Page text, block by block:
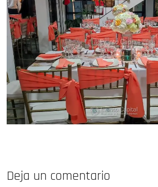
Deja un comentario